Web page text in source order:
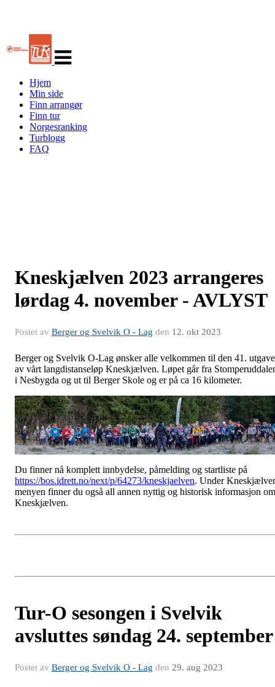
navigasjon
Hjem
Min side
Finn arrangør
Finn tur
Norgesranking
Turblogg
FAQ
Kneskjælven 2023 arrangeres
lørdag 4. november - AVLYST
Postet av Berger og Svelvik O - Lag den 12. okt 2023
Berger og Svelvik O-Lag ønsker alle velkommen til den 41.
av vårt langdistanseløp Kneskjælven. Løpet går fra
i Nesbygda og ut til Berger Skole og er på ca 16 kilometer.
Du finner nå komplett innbydelse, påmelding og startliste på
https://bos.idrett.no/next/p/64273/kneskjaelven. Under
menyen finner du også all annen nyttig og historisk informasjon om
Kneskjælven.
Tur-O sesongen i Svelvik
avsluttes søndag 24. september
Postet av Berger og Svelvik O - Lag den 29. aug 2023